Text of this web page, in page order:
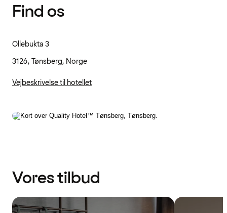
Find os
Ollebukta 3
3126, Tønsberg, Norge
Vejbeskrivelse til hotellet
Vores tilbud